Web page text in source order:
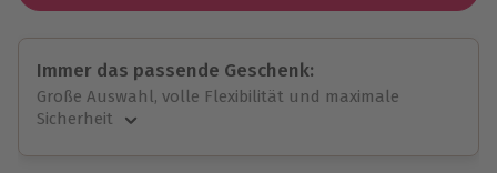
Immer das passende Geschenk:
Große Auswahl, volle Flexibilität und maximale
Sicherheit